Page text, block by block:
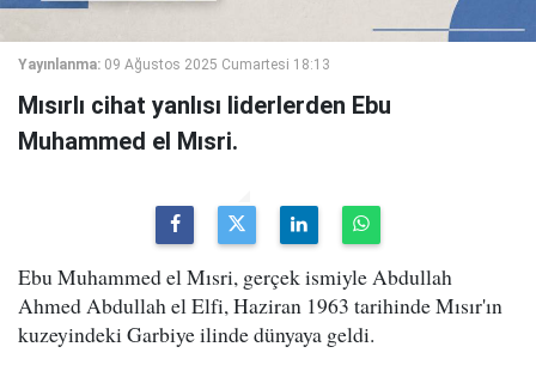
Yayınlanma: 09 Ağustos 2025 Cumartesi 18:13
Mısırlı cihat yanlısı liderlerden Ebu
Muhammed el Mısri.
Ebu Muhammed el Mısri, gerçek ismiyle Abdullah
Ahmed Abdullah el Elfi, Haziran 1963 tarihinde Mısır'ın
kuzeyindeki Garbiye ilinde dünyaya geldi.